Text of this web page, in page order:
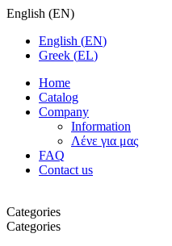
English (EN)
English (EN)
Greek (EL)
Home
Catalog
Company
Information
Λένε για μας
FAQ
Contact us
Categories
Categories